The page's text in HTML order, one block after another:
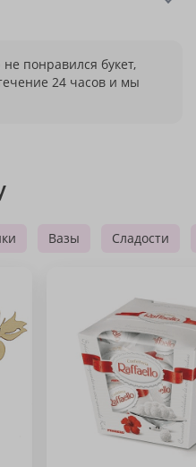
понравился букет,
24 часов и мы
Вазы Сладости